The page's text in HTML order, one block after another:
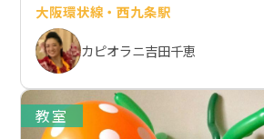
大阪環状線・西九条駅
カピオラニ吉田千恵
教室